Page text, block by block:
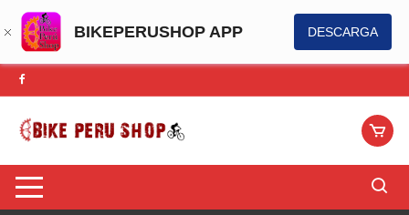
BIKEPERUSHOP APP DESCARGA
Saltar
al
contenido